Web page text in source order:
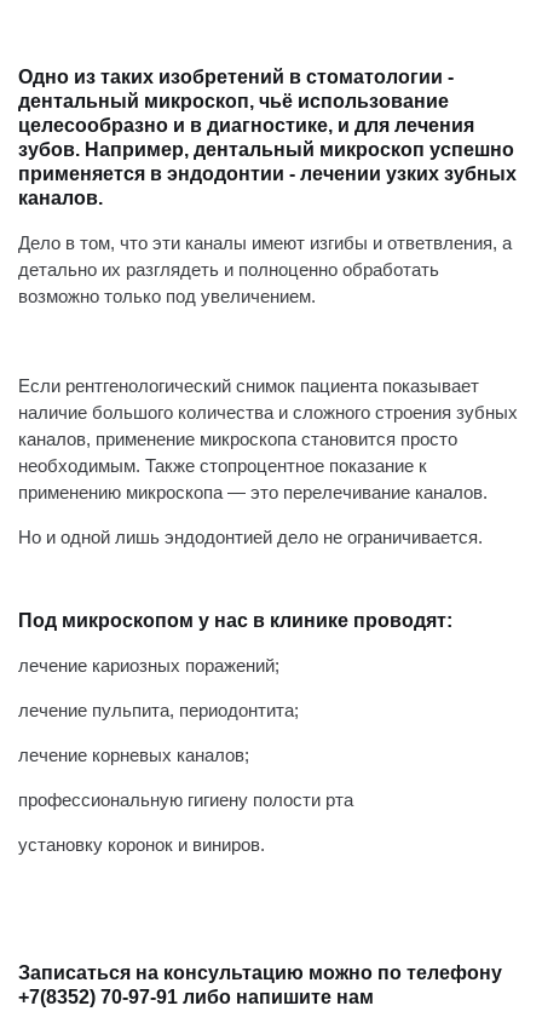
Одно из таких изобретений в стоматологии -
дентальный микроскоп, чьё использование
целесообразно и в диагностике, и для лечения
зубов. Например, дентальный микроскоп успешно
применяется в эндодонтии - лечении узких зубных
каналов.
Дело в том, что эти каналы имеют изгибы и ответвления, а
детально их разглядеть и полноценно обработать
возможно только под увеличением.
Если рентгенологический снимок пациента показывает
наличие большого количества и сложного строения зубных
каналов, применение микроскопа становится просто
необходимым. Также стопроцентное показание к
применению микроскопа — это перелечивание каналов.
Но и одной лишь эндодонтией дело не ограничивается.
Под микроскопом у нас в клинике проводят:
лечение кариозных поражений;
лечение пульпита, периодонтита;
лечение корневых каналов;
профессиональную гигиену полости рта
установку коронок и виниров.
Записаться на консультацию можно по телефону
+7(8352) 70-97-91 либо напишите нам